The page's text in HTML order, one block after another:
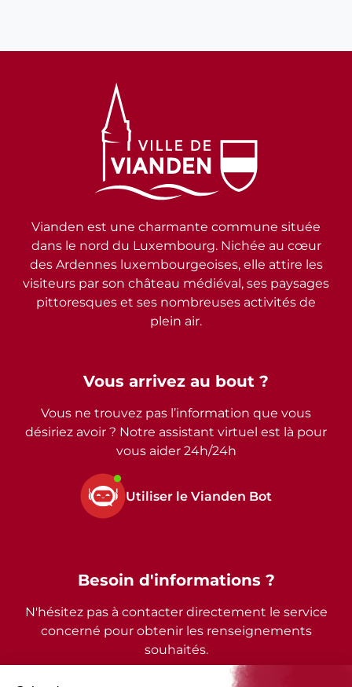
Vous arrivez au bout ?
Vous ne trouvez pas l’information que vous
désiriez avoir ? Notre assistant virtuel est là pour
vous aider 24h/24h
Utiliser le Vianden Bot
Vianden est une charmante commune située
dans le nord du Luxembourg. Nichée au cœur
des Ardennes luxembourgeoises, elle attire les
visiteurs par son château médiéval, ses paysages
pittoresques et ses nombreuses activités de
plein air.
Besoin d'informations ?
N'hésitez pas à contacter directement le service
concerné pour obtenir les renseignements
souhaités.